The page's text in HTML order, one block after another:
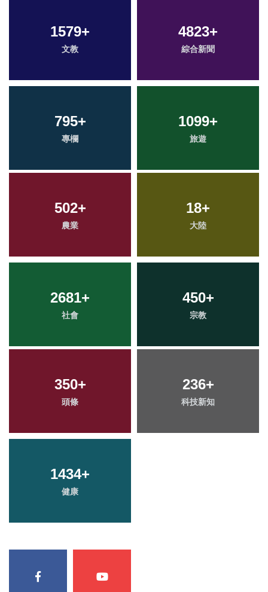
1579+
文教
4823+
綜合新聞
795+
專欄
1099+
旅遊
502+
農業
18+
大陸
2681+
社會
450+
宗教
350+
頭條
236+
科技新知
1434+
健康